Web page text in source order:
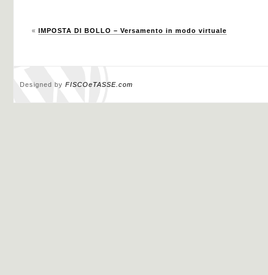
« IMPOSTA DI BOLLO – Versamento in modo virtuale
Designed by FISCOeTASSE.com